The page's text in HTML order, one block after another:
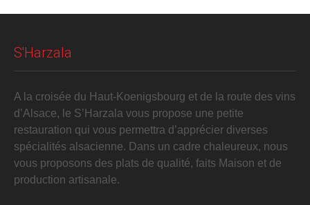
S'Harzala
A la croisée du Haut-Koenigsbourg et de la route des vins
d’Alsace, le S’Harzala vous propose une petite
restauration qui vous permettra d’apprécier diverses
spécialités alsacienne. Dans un cadre chaleureux, nous
vous proposons des plats de qualité, faits Maison et de
production artisanale.